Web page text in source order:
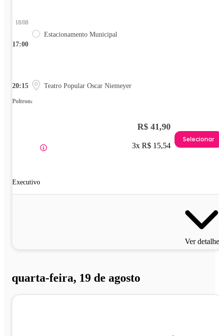
17:00
18/08
Estacionamento Municipal
20:15 Teatro Popular Oscar Niemeyer
Poltrona
Executivo
R$ 41,90
3x R$ 15,54
Selecionar
Ver
quarta-feira, 19 de agosto